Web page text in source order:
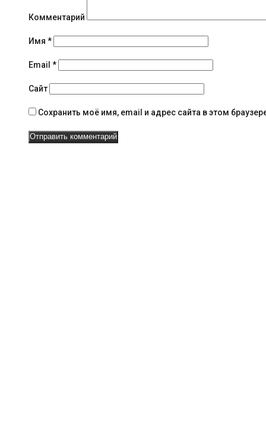
и
я
н
а
в
и
г
Комментарий
Имя *
Email *
Сайт
Сохранить моё имя, email и адрес сайта в этом